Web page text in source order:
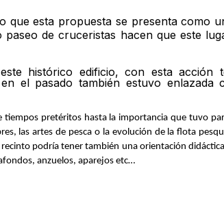
esta propuesta se presenta como
de cruceristas hacen que este
histórico edificio, con esta acción
el pasado también estuvo enlazada
pretéritos hasta la importancia que tuvo
las artes de pesca o la evolución de la flota
podría tener también una orientación
anzuelos, aparejos etc…